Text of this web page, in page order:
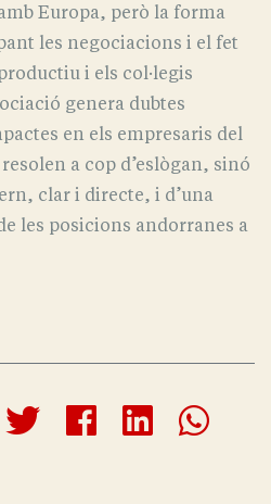
Europa, però la forma
les negociacions i el fet
i els col·legis
genera dubtes
en els empresaris del
a cop d’eslògan, sinó
clar i directe, i d’una
les posicions andorranes a